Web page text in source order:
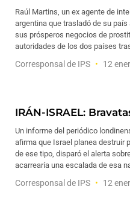
Raúl Martins, un ex agente de
argentina que trasladó de su
sus prósperos negocios de
autoridades de los dos países
Corresponsal de IPS 12
IRÁN-ISRAEL:
Un informe del periódico
afirma que Israel planea destruir
de ese tipo, disparó el alerta
acarrearía una escalada de esa
Corresponsal de IPS 12